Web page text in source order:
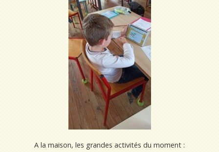
A la maison, les grandes activités du moment :